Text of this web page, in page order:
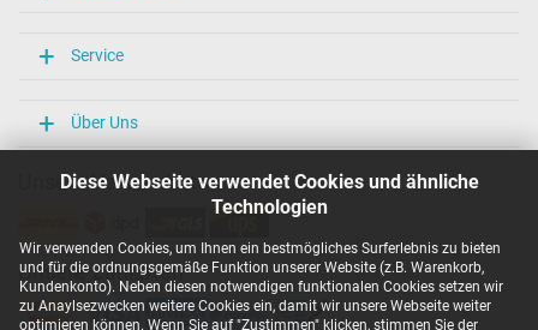
Diese Webseite verwendet Cookies und ähnliche
Technologien
Wir verwenden Cookies, um Ihnen ein bestmögliches Surferlebnis zu bieten
und für die ordnungsgemäße Funktion unserer Website (z.B. Warenkorb,
Kundenkonto). Neben diesen notwendigen funktionalen Cookies setzen wir
zu Anaylsezwecken weitere Cookies ein, damit wir unsere Webseite weiter
optimieren können. Wenn Sie auf "Zustimmen" klicken, stimmen Sie der
Service
Über Uns
Unsere Versandarten
Unsere Zahlarten